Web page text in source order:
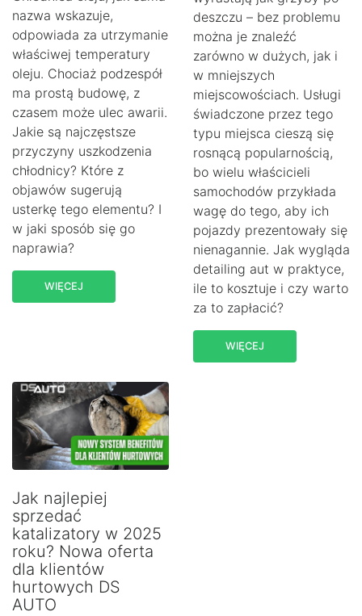
nazwa wskazuje,
odpowiada za utrzymanie
właściwej temperatury
oleju. Chociaż podzespół
ma prostą budowę, z
czasem może ulec awarii.
Jakie są najczęstsze
przyczyny uszkodzenia
chłodnicy? Które z
objawów sugerują
usterkę tego elementu? I
w jaki sposób się go
naprawia?
WIĘCEJ
deszczu – bez problemu
można je znaleźć
zarówno w dużych, jak i
w mniejszych
miejscowościach. Usługi
świadczone przez tego
typu miejsca cieszą się
rosnącą popularnością,
bo wielu właścicieli
samochodów przykłada
wagę do tego, aby ich
pojazdy prezentowały się
nienagannie. Jak wygląda
detailing aut w praktyce,
ile to kosztuje i czy warto
za to zapłacić?
WIĘCEJ
Jak najlepiej
sprzedać
katalizatory w 2025
roku? Nowa oferta
dla klientów
hurtowych DS
AUTO